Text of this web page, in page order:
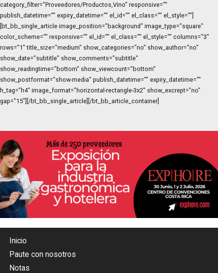
category_filter="Proveedores/Productos,Vino" responsive=""
publish_datetime="" expiry_datetime="" el_id="" el_class="" el_style=""]
[bt_bb_single_article image_position="background" image_type="square"
color_scheme="" responsive="" el_id="" el_class="" el_style="" columns="3"
rows="1" title_size="medium" show_categories="no" show_author="no"
show_date="subtitle" show_comments="subtitle"
show_readingtime="bottom" show_viewcount="bottom"
show_postformat="show-media" publish_datetime="" expiry_datetime=""
h_tag="h4" image_format="horizontal-rectangle-3x2" show_excrept="no"
gap="15"][/bt_bb_single_article][/bt_bb_article_container]
Inicio
Paute con nosotros
Notas